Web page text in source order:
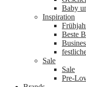
Baby
Inspiration
Beste
Sale
Sale
Pre-